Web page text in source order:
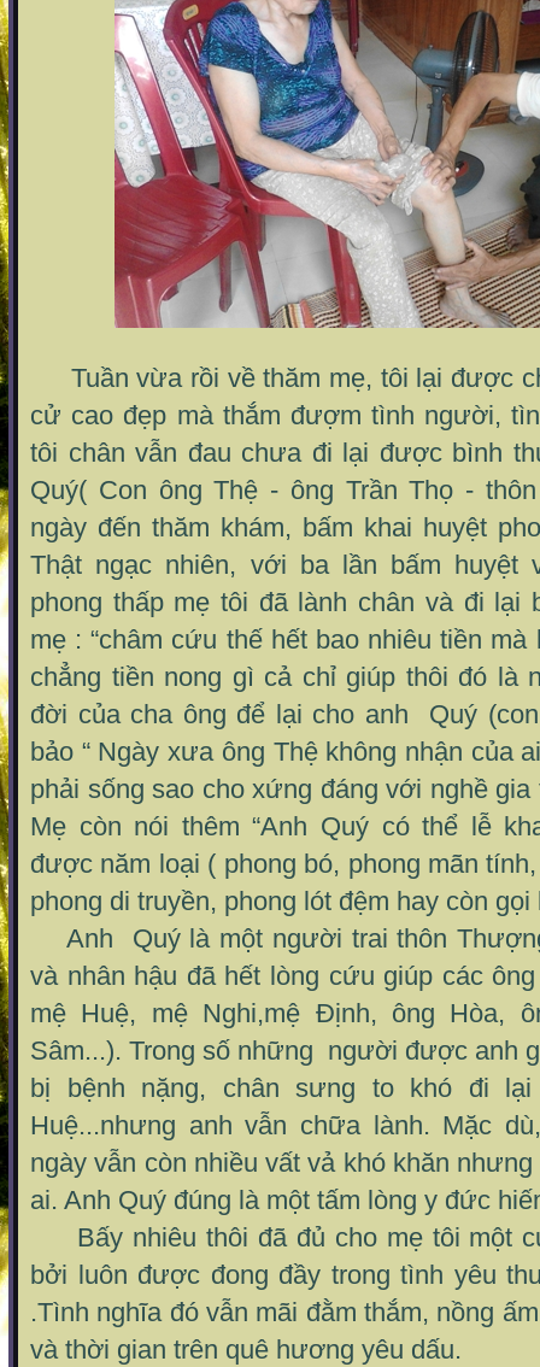
Tuần vừa rồi về thăm mẹ, tôi lại được
cử cao đẹp mà thắm đượm tình người,
tôi chân vẫn đau chưa đi lại được bình
Quý( Con ông Thệ - ông Trần Thọ -
ngày đến thăm khám, bấm khai huyệt
Thật ngạc nhiên, với ba lần bấm huyệt
phong thấp mẹ tôi đã lành chân và đi lại
mẹ : “châm cứu thế hết bao nhiêu tiền mà
chẳng tiền nong gì cả chỉ giúp thôi đó là
đời của cha ông để lại cho anh Quý
bảo “ Ngày xưa ông Thệ không nhận của
phải sống sao cho xứng đáng với nghề gia
Mẹ còn nói thêm “Anh Quý có thể lễ
được năm loại ( phong bó, phong mãn
phong di truyền, phong lót đệm hay còn gọi
Anh Quý là một người trai thôn
và nhân hậu đã hết lòng cứu giúp các
mệ Huệ, mệ Nghi,mệ Định, ông Hòa,
Sâm...). Trong số những người được anh
bị bệnh nặng, chân sưng to khó đi
Huệ...nhưng anh vẫn chữa lành. Mặc
ngày vẫn còn nhiều vất vả khó khăn
ai. Anh Quý đúng là một tấm lòng y đức
Bấy nhiêu thôi đã đủ cho mẹ tôi một
bởi luôn được đong đầy trong tình yêu
.Tình nghĩa đó vẫn mãi đằm thắm, nồng
và thời gian trên quê hương yêu dấu.